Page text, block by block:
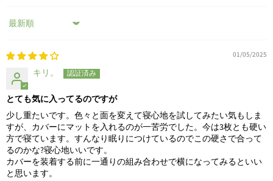
Sort by
01/05/2025
キリ。
とても気に入ってるのですが
少し重たいです。色々と面を変えて寝心地を試してみたい気もしま
すが、カバーにマットを入れるのが一苦労でした。今は3枚とも硬い
方で寝ています。すんなり眠りにつけているのでこの硬さで合って
るのかな?寝心地いいです。
カバーを装着する前に一通りの組み合わせで横になってみるといい
と思います。